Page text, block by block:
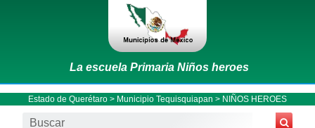
La escuela Primaria Niños heroes
Estado de Querétaro > Municipio Tequisquiapan > NIÑOS HEROES